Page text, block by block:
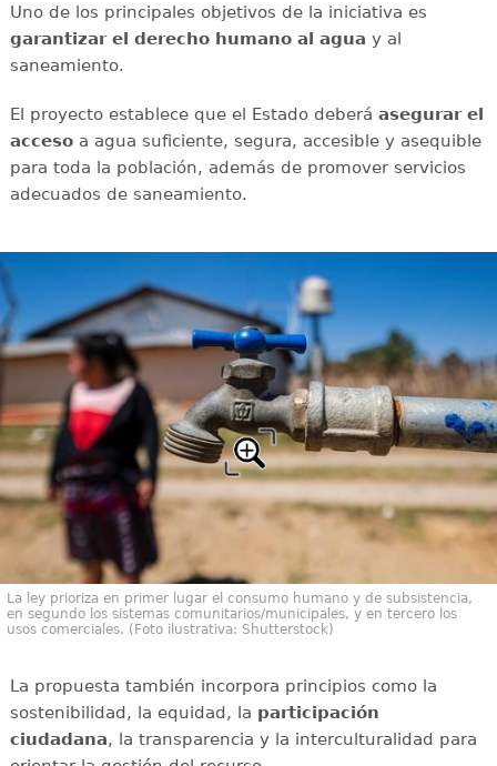
Uno de los principales objetivos de la iniciativa es
garantizar el derecho humano al agua y al
saneamiento.
El proyecto establece que el Estado deberá asegurar el
accesoa agua suficiente, segura, accesible y asequible
para toda la población, además de promover servicios
adecuados de saneamiento.
La ley prioriza en primer lugar el consumo humano y de subsistencia,
en segundo los sistemas comunitarios/municipales, y en tercero los
usos comerciales. (Foto ilustrativa: Shutterstock)
La propuesta también incorpora principios como la
sostenibilidad, la equidad, la participación
ciudadana, la transparencia y la interculturalidad para